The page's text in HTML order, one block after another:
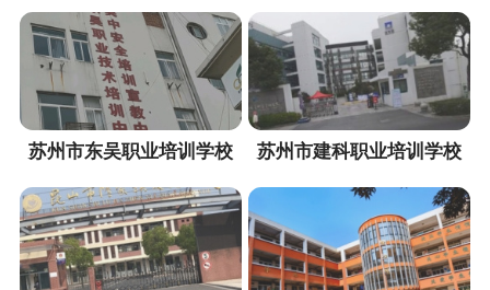
苏州市东吴职业培训学校 苏州市建科职业培训学校